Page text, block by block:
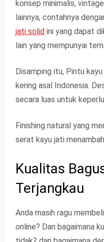
konsep minimalis,
lainnya, contahnya
jati solid ini yang dapat
lain yang mempunyai
Disamping itu, Pintu
kering asal Indonesia.
secara luas untuk
Finishing natural yang
serat kayu jati
Kualitas
Terjangkau
Anda masih ragu
online? Dan bagaimana